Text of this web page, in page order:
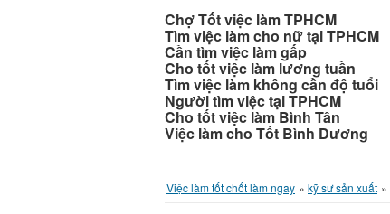
Chợ Tốt việc làm TPHCM
Tìm việc làm cho nữ tại TPHCM
Cần tìm việc làm gấp
Cho tốt việc làm lương tuần
Tìm việc làm không cần độ tuổi
Người tìm việc tại TPHCM
Cho tốt việc làm Bình Tân
Việc làm cho Tốt Bình Dương
Việc làm tốt chốt làm ngay » kỹ sư sản xuất »